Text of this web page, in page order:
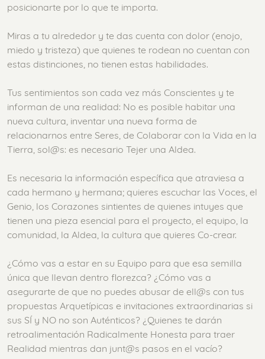
posicionarte por lo que te importa.
Miras a tu alrededor y te das cuenta con dolor (enojo,
miedo y tristeza) que quienes te rodean no cuentan con
estas distinciones, no tienen estas habilidades.
Tus sentimientos son cada vez más Conscientes y te
informan de una realidad: No es posible habitar una
nueva cultura, inventar una nueva forma de
relacionarnos entre Seres, de Colaborar con la Vida en la
Tierra, sol@s: es necesario Tejer una Aldea.
Es necesaria la información específica que atraviesa a
cada hermano y hermana; quieres escuchar las Voces, el
Genio, los Corazones sintientes de quienes intuyes que
tienen una pieza esencial para el proyecto, el equipo, la
comunidad, la Aldea, la cultura que quieres Co-crear.
¿Cómo vas a estar en su Equipo para que esa semilla
única que llevan dentro florezca? ¿Cómo vas a
asegurarte de que no puedes abusar de ell@s con tus
propuestas Arquetípicas e invitaciones extraordinarias si
sus SÍ y NO no son Auténticos? ¿Quienes te darán
retroalimentación Radicalmente Honesta para traer
Realidad mientras dan junt@s pasos en el vacío?